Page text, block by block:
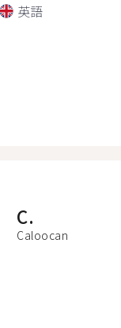
英語
C.
Caloocan